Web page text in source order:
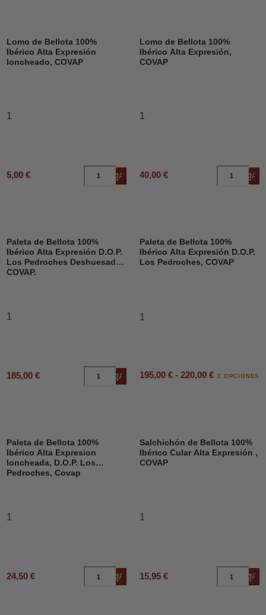
Lomo de Bellota 100%
Ibérico Alta Expresión
loncheado, COVAP
1
5,00 € Añadir al carrito
Lomo de Bellota 100%
Ibérico Alta Expresión,
COVAP
1
40,00 €
Paleta de Bellota 100%
Ibérico Alta Expresión D.O.P.
Los Pedroches Deshuesado,
COVAP.
1
185,00 € Añadir al carrito
Paleta de Bellota 100%
Ibérico Alta Expresión D.O.P.
Los Pedroches, COVAP
1
195,00 € - 220,00 € 2 OPCIONES
Paleta de Bellota 100%
Ibérico Alta Expresion
loncheada, D.O.P. Los
Pedroches, Covap
1
24,50 € Añadir al carrito
Salchichón de Bellota 100%
Ibérico Cular Alta Expresión ,
COVAP
1
15,95 €